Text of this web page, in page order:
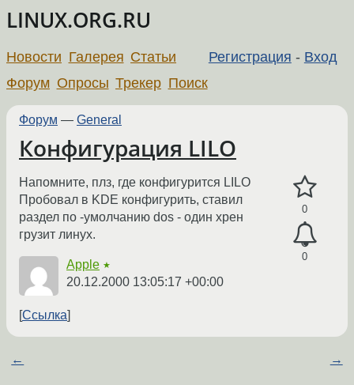
LINUX.ORG.RU
Регистрация - Вход
Новости Галерея Статьи
Форум Опросы Трекер Поиск
Форум — General
Конфигурация LILO
0
0
Напомните, плз, где конфигурится LILO
Пробовал в KDE конфигурить, ставил
раздел по -умолчанию dos - один хрен
грузит линух.
Apple ★
20.12.2000 13:05:17 +00:00
Ссылка
← →